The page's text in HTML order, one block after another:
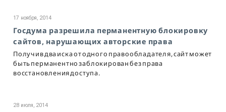
17 ноября, 2014
Госдума разрешила перманентную блокировку
сайтов, нарушающих авторские права
Получив два иска от одного правообладателя, сайт может
быть перманентно заблокирован без права
восстановления доступа.
28 июля, 2014